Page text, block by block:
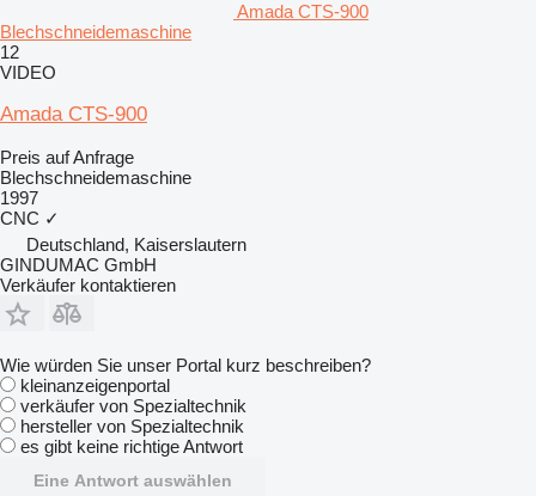
Amada CTS-900
Blechschneidemaschine
12
VIDEO
Amada CTS-900
Preis auf Anfrage
Blechschneidemaschine
1997
CNC ✓
Deutschland, Kaiserslautern
GINDUMAC GmbH
Verkäufer kontaktieren
Wie würden Sie unser Portal kurz beschreiben?
kleinanzeigenportal
verkäufer von Spezialtechnik
hersteller von Spezialtechnik
es gibt keine richtige Antwort
Eine Antwort auswählen